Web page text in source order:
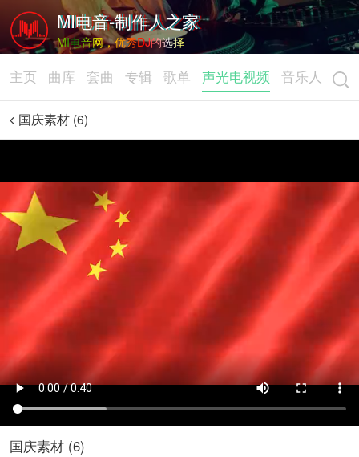
MI电音-制作人之家
MI电音网，优秀DJ的选择
主页 曲库 套曲 专辑 歌单 声光电视频 音乐人
国庆素材 (6)
国庆素材 (6)